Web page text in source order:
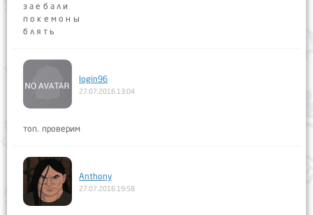
з а е б а л и
п о к е м о н ы
б л я т ь
login96
27.07.2016 13:04
топ. проверим
Anthony
27.07.2016 19:58